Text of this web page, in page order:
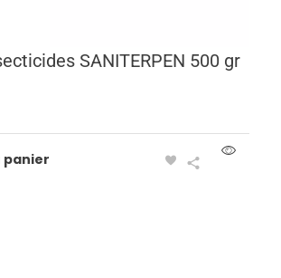
SANITERPEN 500 gr
panier